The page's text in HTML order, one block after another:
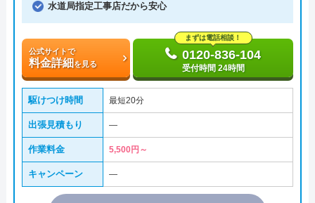
水道局指定工事店だから安心
公式サイトで
料金詳細を見る
まずは電話相談！
0120-836-104
受付時間 24時間
駆けつけ時間 最短20分
出張見積もり ―
作業料金 5,500円～
キャンペーン ―